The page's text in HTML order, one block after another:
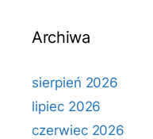
Archiwa
sierpień 2026
lipiec 2026
czerwiec 2026